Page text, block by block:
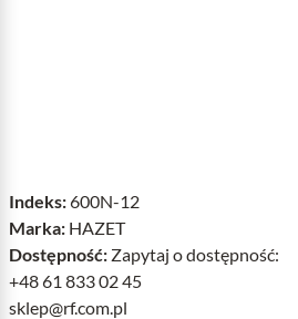
Indeks:600N-12
Marka: HAZET
Dostępność: Zapytaj o dostępność:
+48 61 833 02 45
sklep@rf.com.pl